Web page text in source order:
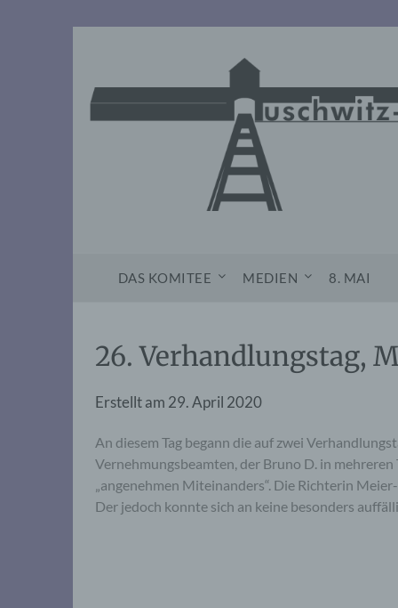
DAS KOMITEE MEDIEN 8. MAI
26. Verhandlungstag,
Erstellt am 29. April 2020
An diesem Tag begann die auf zwei
Vernehmungsbeamten, der Bruno D. in
„angenehmen Miteinanders“. Die Richterin
Der jedoch konnte sich an keine besonders